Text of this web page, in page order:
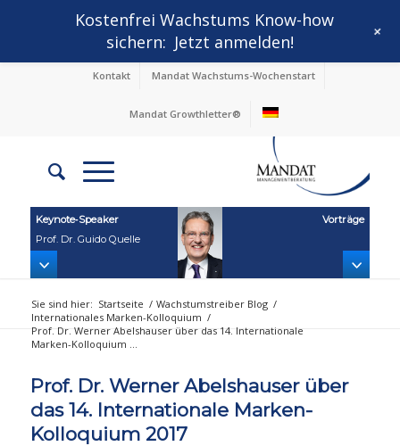
Kontakt Mandat Wachstums-Wochenstart
Mandat Growthletter®
Keynote‑Speaker
Prof. Dr. Guido Quelle
Vorträge
Sie sind hier: Startseite / Wachstumstreiber Blog /
Internationales Marken-Kolloquium /
Prof. Dr. Werner Abelshauser über das 14. Internationale
Marken-Kolloquium ...
Prof. Dr. Werner Abelshauser über
das 14. Internationale Marken-
Kolloquium 2017
Kostenfrei Wachstums Know-how
sichern: Jetzt anmelden! +